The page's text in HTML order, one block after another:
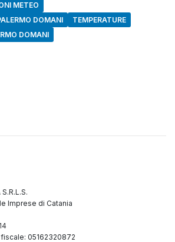
METEO
DOMANI
TEMPERATURE
DOMANI
Imprese di Catania
05162320872